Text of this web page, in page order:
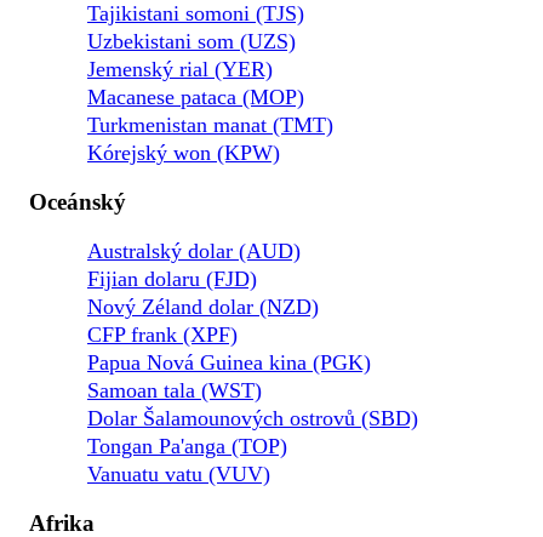
Tajikistani somoni (TJS)
Uzbekistani som (UZS)
Jemenský rial (YER)
Macanese pataca (MOP)
Turkmenistan manat (TMT)
Kórejský won (KPW)
Oceánský
Australský dolar (AUD)
Fijian dolaru (FJD)
Nový Zéland dolar (NZD)
CFP frank (XPF)
Papua Nová Guinea kina (PGK)
Samoan tala (WST)
Dolar Šalamounových ostrovů (SBD)
Tongan Pa'anga (TOP)
Vanuatu vatu (VUV)
Afrika